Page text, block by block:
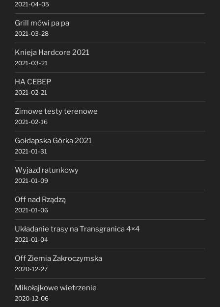
2021-04-05
Grill mówi pa pa
2021-03-28
Knieja Hardcore 2021
2021-03-21
HA CEBEP
2021-02-21
Zimowe testy terenowe
2021-02-16
Gołdapska Górka 2021
2021-01-31
Wyjazd ratunkowy
2021-01-09
Off nad Rządzą
2021-01-06
Układanie trasy na Transgranica 4×4
2021-01-04
Off Ziemia Zakroczymska
2020-12-27
Mikołajkowe wietrzenie
2020-12-06